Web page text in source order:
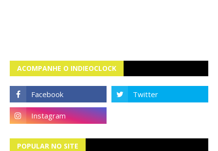
ACOMPANHE O INDIEOCLOCK
POPULAR NO SITE